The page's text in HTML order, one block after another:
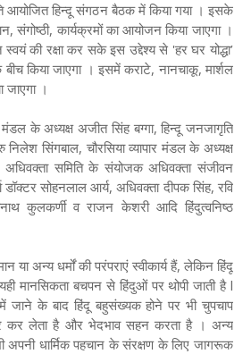
आयोजित हिन्दू संगठन बैठक में किया गया । इसके
संगोष्ठी, कार्यक्रमों का आयोजन किया जाएगा ।
स्वयं की रक्षा कर सके इस उद्देश्य से 'हर घर योद्धा’
किया जाएगा । इसमें कराटे, नानचाकू, मार्शल
जाएगा ।
मंडल के अध्यक्ष अजीत सिंह बग्गा, हिन्दू जनजागृति
सिंगबाल, चौरसिया व्यापार मंडल के अध्यक्ष
अधिवक्ता समिति के संयोजक अधिवक्ता संजीवन
डॉक्टर सोहनलाल आर्य, अधिवक्ता दीपक सिंह, रवि
कुलकर्णी व राजन केशरी आदि हिंदुत्वनिष्ठ
या अन्य धर्मों की परंपराएं स्वीकार्य हैं, लेकिन हिंदू
मानसिकता बचपन से हिंदुओं पर थोपी जाती है l
में जाने के बाद हिंदू बहुसंख्यक होने पर भी चुपचाप
कर लेता है और भेदभाव सहन करता है । अन्य
अपनी धार्मिक पहचान के संरक्षण के लिए जागरूक